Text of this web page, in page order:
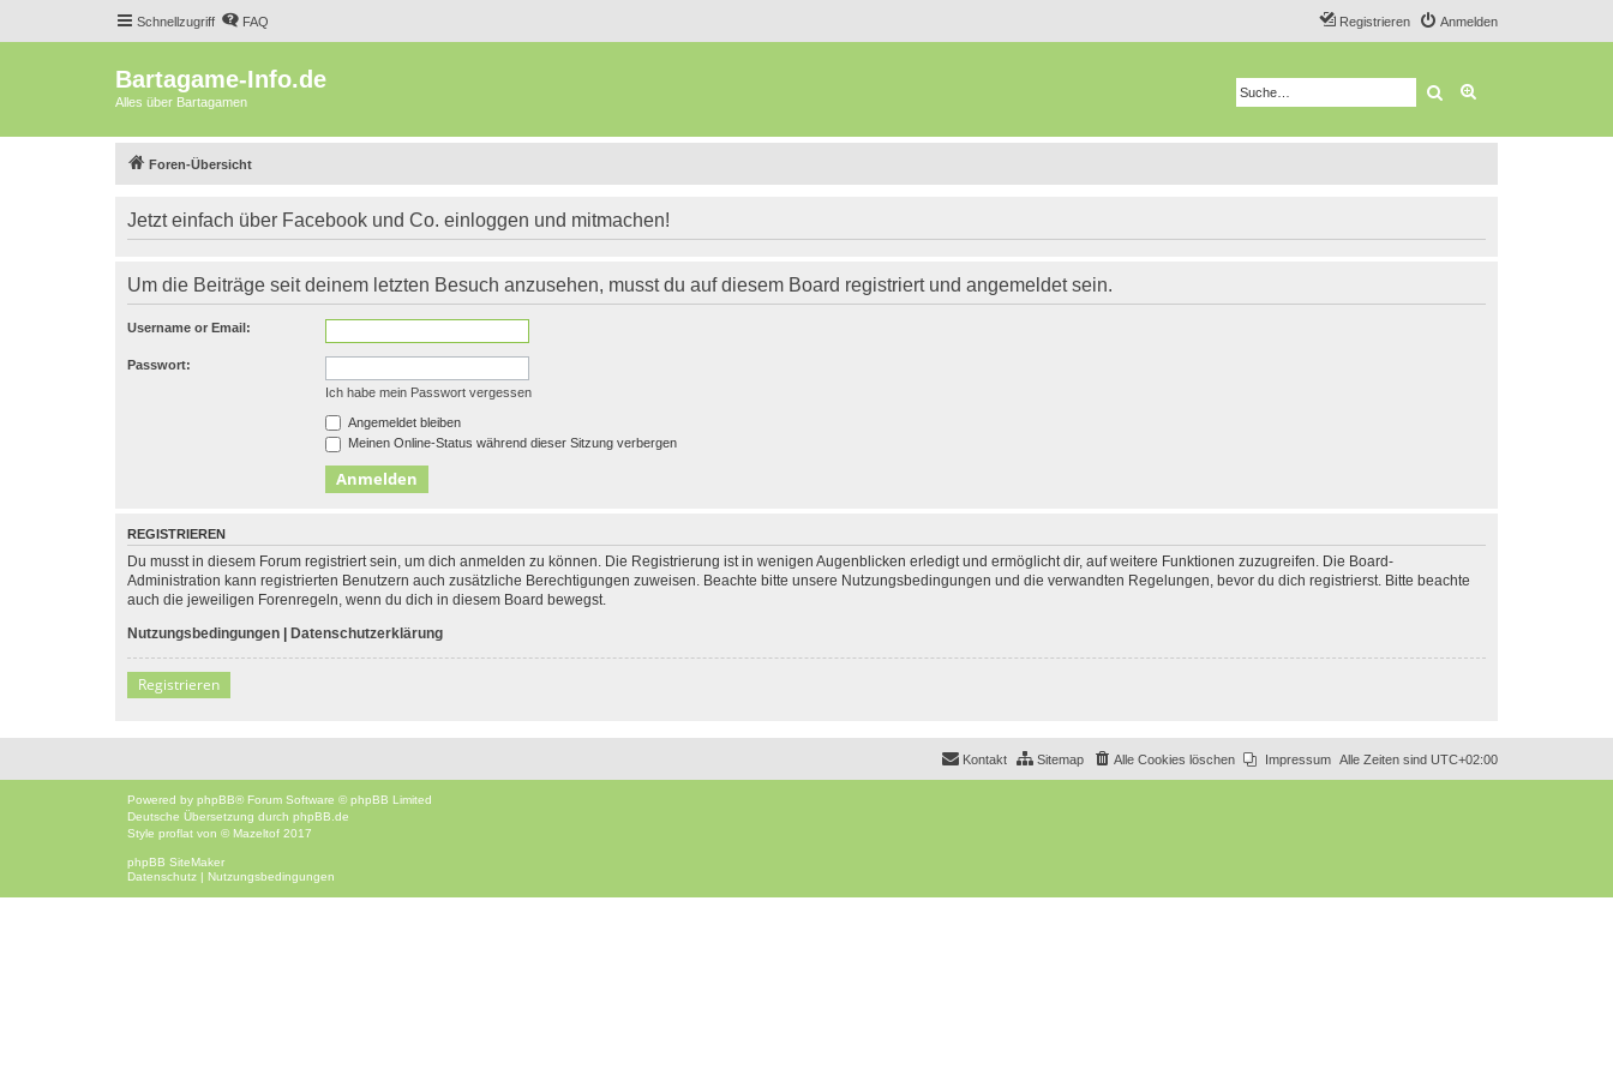
Schnellzugriff FAQ Anmelden
Registrieren
Bartagame-Info.de
Alles über Bartagamen Suche
Foren-Übersicht
Jetzt einfach über Facebook und Co. einloggen und mitmachen!
Um die Beiträge seit deinem letzten Besuch anzusehen, musst du auf diesem Board registriert und angemeldet sein.
Username or Email:
Passwort:
Ich habe mein Passwort vergessen
Angemeldet bleiben
Meinen Online-Status während dieser Sitzung verbergen
REGISTRIEREN
Du musst in diesem Forum registriert sein, um dich anmelden zu können. Die Registrierung ist in wenigen Augenblicken erledigt und ermöglicht dir, auf weitere Funktionen zuzugreifen. Die Board-
Administration kann registrierten Benutzern auch zusätzliche Berechtigungen zuweisen. Beachte bitte unsere Nutzungsbedingungen und die verwandten Regelungen, bevor du dich registrierst. Bitte beachte
auch die jeweiligen Forenregeln, wenn du dich in diesem Board bewegst.
Nutzungsbedingungen
Datenschutzerklärung
Registrieren
Alle Zeiten sind UTC+02:00
Impressum
Alle Cookies löschen
Sitemap
Kontakt
Powered by phpBB® Forum Software © phpBB Limited
Deutsche Übersetzung durch phpBB.de
Style proflat von © Mazeltof 2017
phpBB SiteMaker
Datenschutz | Nutzungsbedingungen